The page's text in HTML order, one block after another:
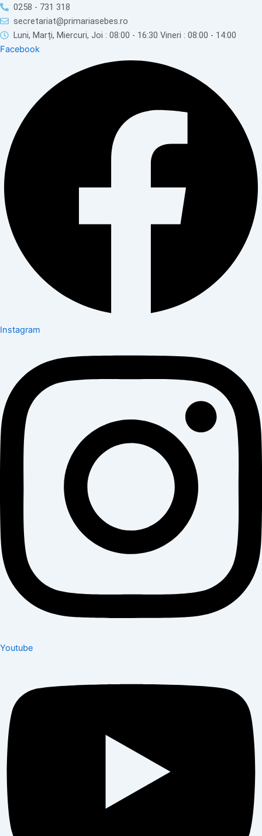
Skip
to
content
0258 - 731 318
secretariat@primariasebes.ro
Luni, Marți, Miercuri, Joi : 08:00 - 16:30 Vineri : 08:00 - 14:00
Facebook
Instagram
Youtube